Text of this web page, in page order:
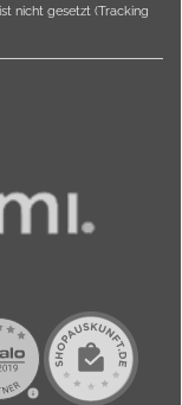
nicht gesetzt (Tracking